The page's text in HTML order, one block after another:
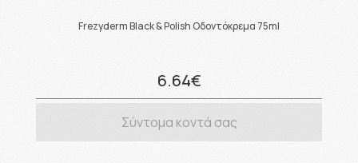
Frezyderm Black & Polish Οδοντόκρεμα 75ml
6.64€
Σύντομα κοντά σας